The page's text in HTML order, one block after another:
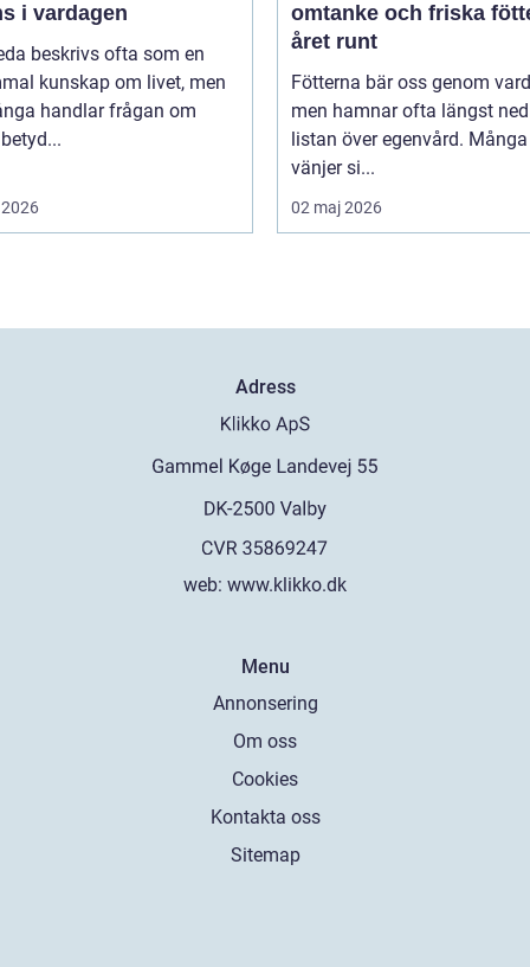
i vardagen
beskrivs ofta som en
kunskap om livet, men
handlar frågan om
omtanke och friska
året runt
Fötterna bär oss genom
men hamnar ofta längst
listan över egenvård. Många
vänjer si...
02 maj 2026
Adress
web: www.klikko.dk
Menu
Annonsering
Om oss
Cookies
Kontakta oss
Sitemap